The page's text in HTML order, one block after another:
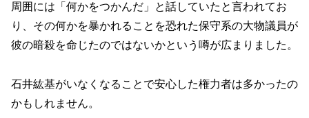
周囲には「何かをつかんだ」と話していたと言われてお
り、その何かを暴かれることを恐れた保守系の大物議員が
彼の暗殺を命じたのではないかという噂が広まりました。
石井紘基がいなくなることで安心した権力者は多かったの
かもしれません。